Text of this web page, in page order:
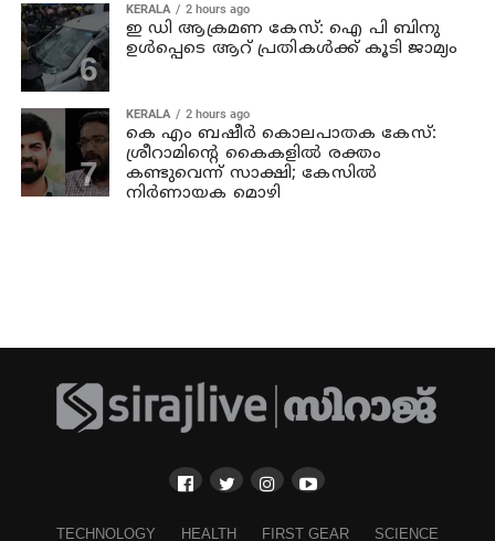
KERALA 2 hours ago
ഇ ഡി ആക്രമണ കേസ്: ഐ പി ബിനു
ഉള്‍പ്പെടെ ആറ്‌ പ്രതികള്‍ക്ക് കൂടി ജാമ്യം
KERALA 2 hours ago
കെ എം ബഷീര്‍ കൊലപാതക കേസ്:
ശ്രീറാമിന്റെ കൈകളില്‍ രക്തം
കണ്ടുവെന്ന് സാക്ഷി; കേസില്‍
നിര്‍ണായക മൊഴി
TECHNOLOGY HEALTH FIRST GEAR SCIENCE